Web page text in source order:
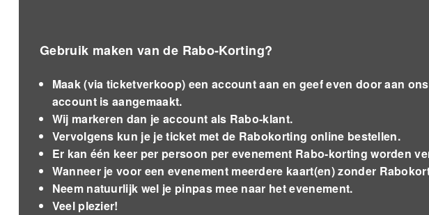
Gebruik maken van de Rabo-Korting?
Maak (via ticketverkoop) een account aan en geef even door aan
account is aangemaakt.
Wij markeren dan je account als Rabo-klant.
Vervolgens kun je je ticket met de Rabokorting online bestellen.
Er kan één keer per persoon per evenement Rabo-korting worden
Wanneer je voor een evenement meerdere kaart(en) zonder
Neem natuurlijk wel je pinpas mee naar het evenement.
Veel plezier!